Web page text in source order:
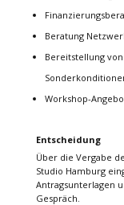
Beratung
Bereitstellung
Workshop-
Entscheidung
Über die Vergabe
Studio Hamburg
Antragsunterlagen
Gespräch.